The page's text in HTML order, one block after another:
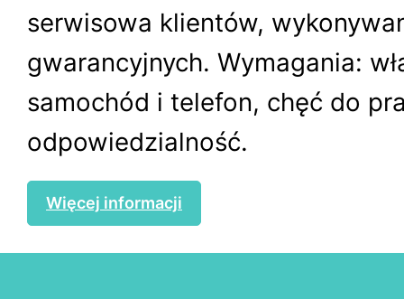
serwisowa klientów,
gwarancyjnych. Wymagania:
samochód i telefon, chęć do
odpowiedzialność.
Więcej informacji